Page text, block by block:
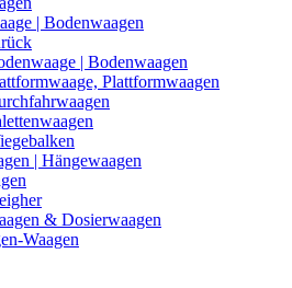
| Bodenwaagen
| Bodenwaagen
Plattformwaagen
| Hängewaagen
& Dosierwaagen
Waagen